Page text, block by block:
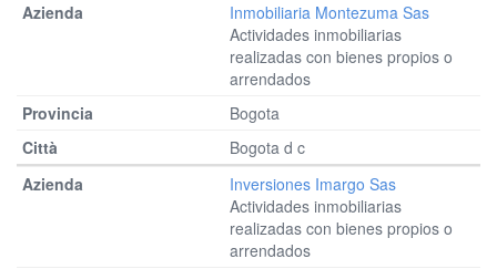
Inmobiliaria Montezuma Sas
Actividades inmobiliarias
realizadas con bienes propios o
arrendados
Bogota
Bogota d c
Inversiones Imargo Sas
Actividades inmobiliarias
realizadas con bienes propios o
arrendados